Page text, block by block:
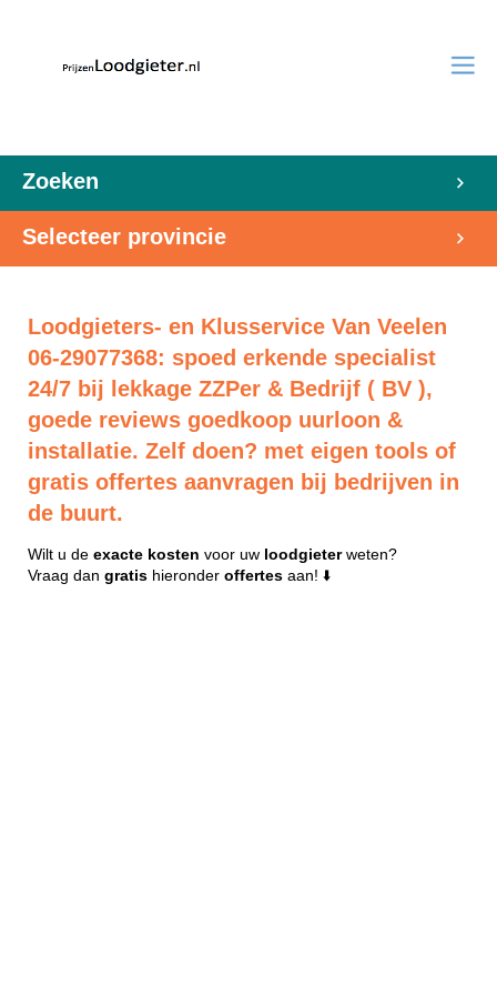
Zoeken
Selecteer provincie
Loodgieters- en Klusservice Van Veelen
06-29077368: spoed erkende specialist
24/7 bij lekkage ZZPer & Bedrijf ( BV ),
goede reviews goedkoop uurloon &
installatie. Zelf doen? met eigen tools of
gratis offertes aanvragen bij bedrijven in
de buurt.
Wilt u de exacte kosten voor uw loodgieterweten?
Vraag dan gratis hieronder offertes aan! ⬇️